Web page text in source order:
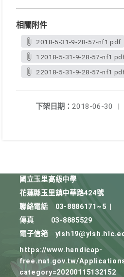
相關附件
2018-5-31-9-28-57-nf1.pdf
12018-5-31-9-28-57-
22018-5-31-9-28-57-
下架日期： 2018-06-30
|
國立玉里高級中學
花蓮縣玉里鎮中華路424號
聯絡電話
03-8886171~5
傳真
03-8885529
電子信箱
https://www.handicap-
free.nat.gov.tw/
category=20200115132152